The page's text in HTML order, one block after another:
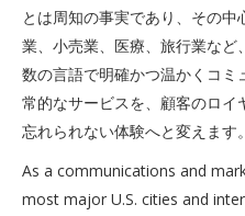
とは周知の事実であり、その
業、小売業、医療、旅行業な
数の言語で明確かつ温かくコミ
常的なサービスを、顧客のロ
忘れられない体験へと変えます。
As a communications and
most major U.S. cities and